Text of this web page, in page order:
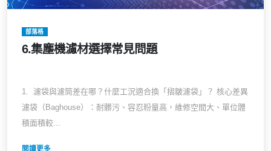
部落格
6.集塵機濾材選擇常見問題
1. 濾袋與濾筒差在哪？什麼工況適合換「摺皺濾袋」？ 核心差異
濾袋（Baghouse）：耐髒污、容忍粉量高，維修空間大、單位體
積面積較...
閱讀更多